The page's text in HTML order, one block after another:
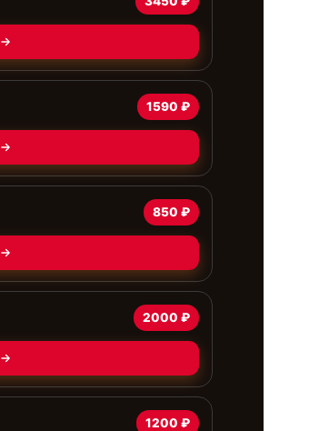
1590 ₽
850 ₽
2000 ₽
1200 ₽